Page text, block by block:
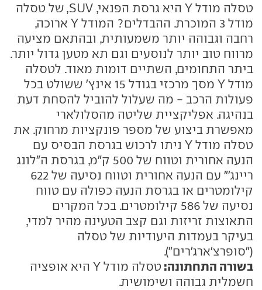
טסלה מודל Y היא גרסת הפנאי, SUV, של טסלה
מודל 3 המוכרת. ההבדלים? המודל Y ארוכה,
רחבה וגבוהה יותר משמעותית, ובהתאם מציעה
מרווח טוב יותר לנוסעים וגם תא מטען גדול יותר.
ביתר התחומים, השתיים דומות מאוד. לטסלה
מודל Y מסך מרכזי בגודל 15 אינץ' ששולט בכל
פעולות הרכב - מה שעלול להוביל להסחת דעת
בנהיגה. אפליקציית שליטה מהסלולארי
מאפשרת ביצוע של מספר פונקציות מרחוק. את
טסלה מודל Y ניתו לרכוש בגרסת הבסיס עם
הנעה אחורית וטווח של 500 ק"מ, בגרסת ה"לונג
ריינג'" עם הנעה אחורית וטווח נסיעה של 622
קילומטרים או בגרסת הנעה כפולה עם טווח
נסיעה של 586 קילומטרים. בכל המקרים
התאוצות זריזות וגם קצב הטעינה מהיר למדי,
בעיקר בעמדות היעודיות של טסלה
("סופרצ'ארג'רים").
בשורה התחתונה:
טסלה מודל Y היא אופציה
חשמלית גבוהה ושימושית.